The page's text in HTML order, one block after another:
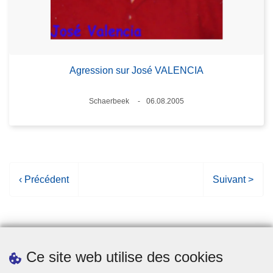
Ce site web utilise des cookies
Agression sur José VALENCIA
Lieux
Schaerbeek
06.08.2005
P
e
r
‹ Précédent
P
e
u
Suivant >